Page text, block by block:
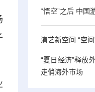
“悟空”之后 中国
演艺新空间 “空
“夏日经济”释放
走俏海外市场